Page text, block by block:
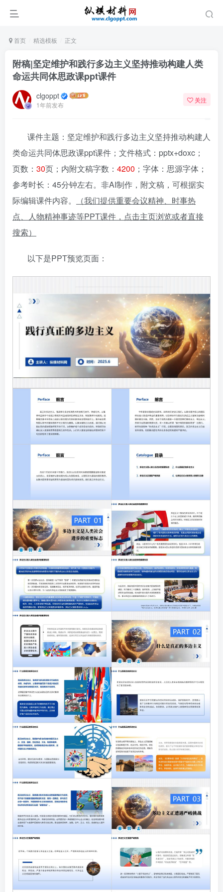
首页 精选模板 正文
附稿|坚定维护和践行多边主义坚持推动构建人类
命运共同体思政课ppt课件
clgoppt
1年前发布
关注
课件主题：坚定维护和践行多边主义坚持推动构建人
类命运共同体思政课ppt课件；文件格式：pptx+doxc；
页数： 30页；内附文稿字数： 4200 ；字体：思源字体；
参考时长：45分钟左右。非AI制作，附文稿，可根据实
际编辑课件内容。
（我们提供重要会议精神、时事热
点、人物精神事迹等PPT课件，点击主页浏览或者直接
搜索）
以下是PPT预览页面：